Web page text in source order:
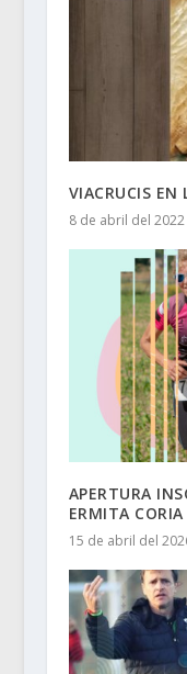
VIACRUCIS EN
8 de abril del 2022
APERTURA
ERMITA
15 de abril del